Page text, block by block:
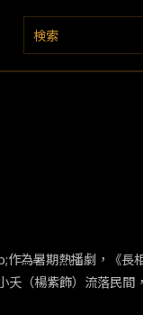
為暑期熱播劇，《長
（楊紫飾）流落民間
沒關係的九命相柳（